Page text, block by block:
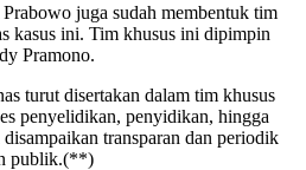
juga sudah membentuk tim
kasus ini. Tim khusus ini dipimpin
Pramono.
turut disertakan dalam tim khusus
penyelidikan, penyidikan, hingga
transparan dan periodik
publik.(**)